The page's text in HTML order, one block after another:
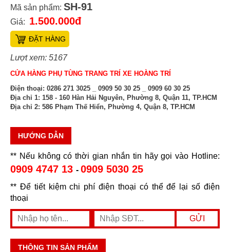
Mã sản phẩm: SH-91
Giá: 1.500.000đ
ĐẶT HÀNG
Lượt xem: 5167
CỬA HÀNG PHỤ TÙNG TRANG TRÍ XE HOÀNG TRÍ
Điện thoại: 0286 271 3025 _ 0909 50 30 25 _ 0909 60 30 25
Địa chỉ 1: 158 - 160 Hàn Hải Nguyên, Phường 8, Quận 11, TP.HCM
Địa chỉ 2: 586 Phạm Thế Hiển, Phường 4, Quận 8, TP.HCM
HƯỚNG DẪN
** Nếu không có thời gian nhắn tin hãy gọi vào Hotline:
0909 4747 13 - 0909 5030 25
** Để tiết kiệm chi phí điện thoại có thể để lại số điện
thoại
THÔNG TIN SẢN PHẨM